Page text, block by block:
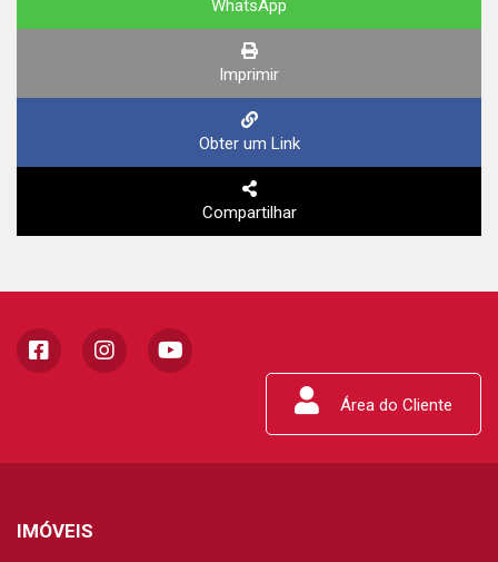
WhatsApp
Imprimir
Obter um Link
Compartilhar
Área do Cliente
IMÓVEIS